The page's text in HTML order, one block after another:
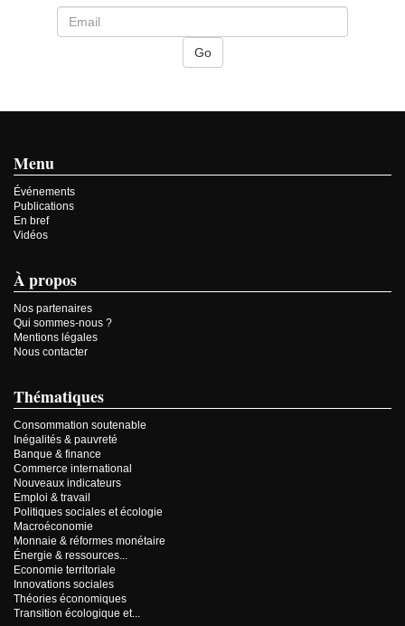
Menu
Événements
Publications
En bref
Vidéos
À propos
Nos partenaires
Qui sommes-nous ?
Mentions légales
Nous contacter
Thématiques
Consommation soutenable
Inégalités & pauvreté
Banque & finance
Commerce international
Nouveaux indicateurs
Emploi & travail
Politiques sociales et écologie
Macroéconomie
Monnaie & réformes monétaire
Énergie & ressources...
Economie territoriale
Innovations sociales
Théories économiques
Transition écologique et...